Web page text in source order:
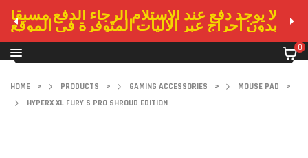
لا يوجد دفع عند الاستلام الرجاء الدفع مسبقا
بدون احراج عبر الاليات المتوفرة في الموقع
0
HOME > PRODUCTS > GAMING ACCESSORIES > MOUSE PAD
>
HYPERX XL FURY S PRO SHROUD EDITION